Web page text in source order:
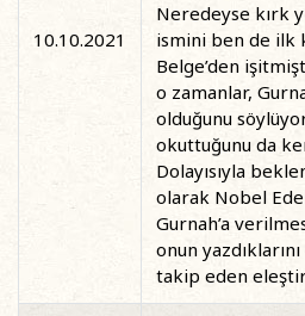
10.10.2021
Neredeyse kırk
ismini ben de ilk
Belge’den
o zamanlar,
olduğunu
okuttuğunu da
Dolayısıyla
olarak Nobel
Gurnah’a
onun
takip eden